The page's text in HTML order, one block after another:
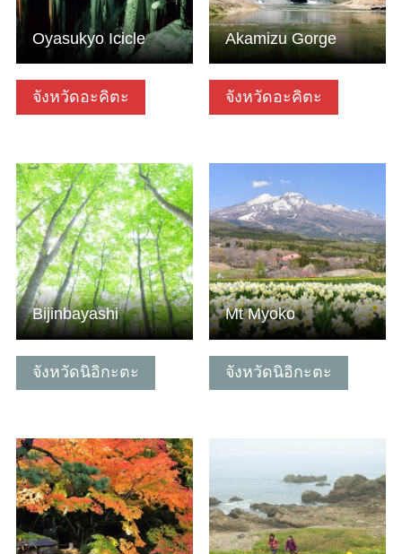
จังหวัดอะคิตะ
Oyasukyo Icicle
จังหวัดอะคิตะ
Akamizu Gorge
จังหวัดนิอิกะตะ
ดูข้อมูลพื้นฐาน
Bijinbayashi
จังหวัดนิอิกะตะ
Mt Myoko
ดูข้อมูลพื้นฐาน